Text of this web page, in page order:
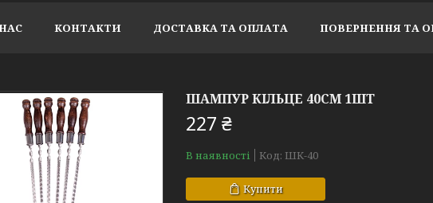
КОНТАКТИ ДОСТАВКА ТА ОПЛАТА ПОВЕРНЕННЯ ТА
ШАМПУР КІЛЬЦЕ 40СМ 1ШТ
227 ₴
В наявності Код: ШК-40
Купити